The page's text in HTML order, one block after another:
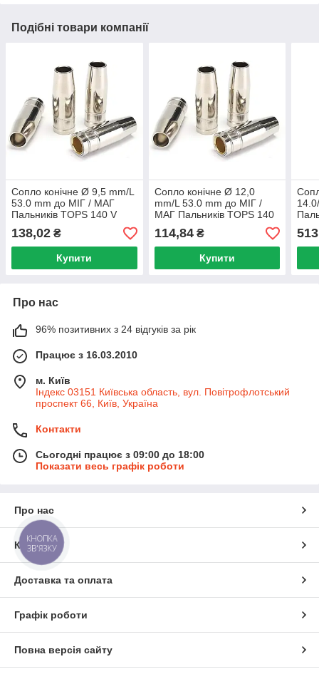
Подібні товари компанії
Сопло конічне Ø 9,5 mm/L
53.0 mm до МІГ / МАГ
Пальників TOPS 140 V
PLUS 14/15
138,02 ₴
Купити
Сопло конічне Ø 12,0
mm/L 53.0 mm до МІГ /
МАГ Пальників TOPS 140
V PLUS 14/15
114,84₴
Купити
Про нас
96% позитивних з 24 відгуків за рік
Працює з 16.03.2010
м. Київ
Індекс 03151 Київська область, вул. Повітрофлотський
проспект 66, Київ, Україна
Контакти
Сьогодні працює з 09:00 до 18:00
Показати весь графік роботи
Про нас
Контакти
Доставка та оплата
Графік роботи
Повна версія сайту
КНОПКА
ЗВ'ЯЗКУ